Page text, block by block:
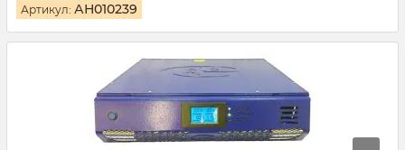
Артикул: АН010239